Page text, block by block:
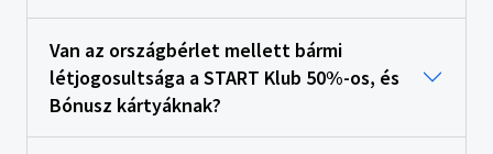
Van az országbérlet mellett bármi
létjogosultsága a START Klub 50%-os, és
Bónusz kártyáknak?